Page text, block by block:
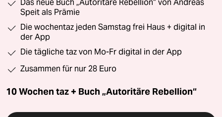
Das neue Buch „Autoritäre Rebellion“ von Andreas
Speit als Prämie
Die wochentaz jeden Samstag frei Haus + digital in
der App
Die tägliche taz von Mo-Fr digital in der App
Zusammen für nur 28 Euro
10 Wochen taz + Buch „Autoritäre Rebellion“